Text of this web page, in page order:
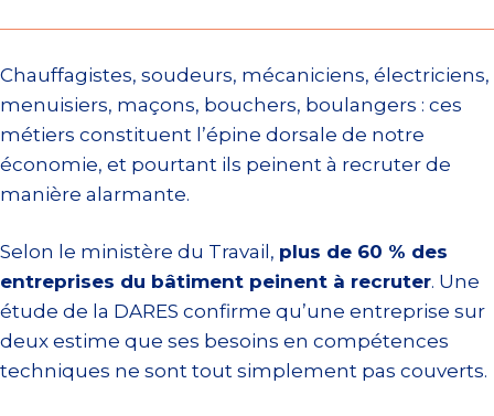
Chauffagistes, soudeurs, mécaniciens, électriciens,
menuisiers, maçons, bouchers, boulangers : ces
métiers constituent l’épine dorsale de notre
économie, et pourtant ils peinent à recruter de
manière alarmante.
Selon le ministère du Travail, plus de 60 % des
entreprises du bâtiment peinent à recruter. Une
étude de la DARES confirme qu’une entreprise sur
deux estime que ses besoins en compétences
techniques ne sont tout simplement pas couverts.